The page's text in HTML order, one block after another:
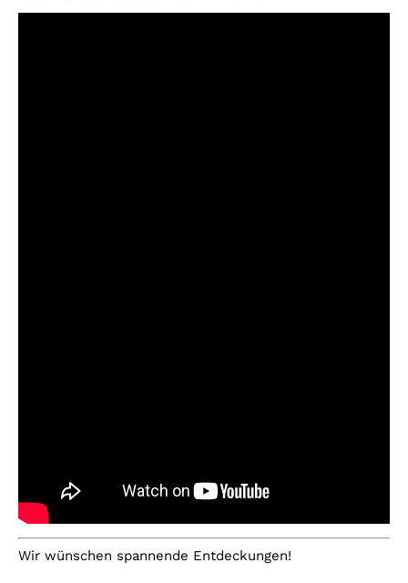
Wir wünschen spannende Entdeckungen!